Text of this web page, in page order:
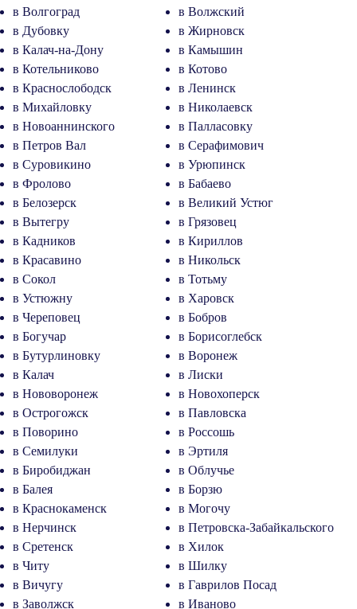
в Волгоград
в Волжский
в Дубовку
в Жирновск
в Калач-на-Дону
в Камышин
в Котельниково
в Котово
в Краснослободск
в Ленинск
в Михайловку
в Николаевск
в Новоаннинского
в Палласовку
в Петров Вал
в Серафимович
в Суровикино
в Урюпинск
в Фролово
в Бабаево
в Белозерск
в Великий Устюг
в Вытегру
в Грязовец
в Кадников
в Кириллов
в Красавино
в Никольск
в Сокол
в Тотьму
в Устюжну
в Харовск
в Череповец
в Бобров
в Богучар
в Борисоглебск
в Бутурлиновку
в Воронеж
в Калач
в Лиски
в Нововоронеж
в Новохоперск
в Острогожск
в Павловска
в Поворино
в Россошь
в Семилуки
в Эртиля
в Биробиджан
в Облучье
в Балея
в Борзю
в Краснокаменск
в Могочу
в Нерчинск
в Петровска-Забайкальского
в Сретенск
в Хилок
в Читу
в Шилку
в Вичугу
в Гаврилов Посад
в Заволжск
в Иваново